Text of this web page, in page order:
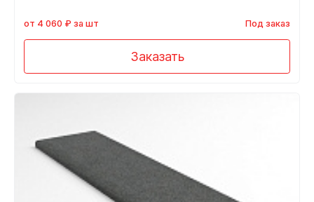
от 4 060 ₽ за шт Под заказ
Заказать